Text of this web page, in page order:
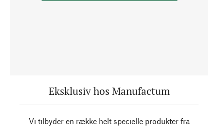
Eksklusiv hos Manufactum
Vi tilbyder en række helt specielle produkter fra